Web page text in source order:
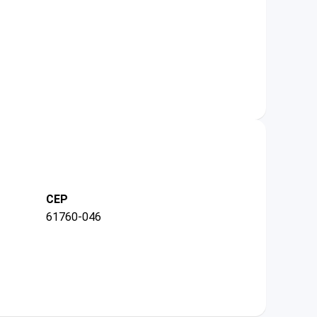
CEP
61760-046